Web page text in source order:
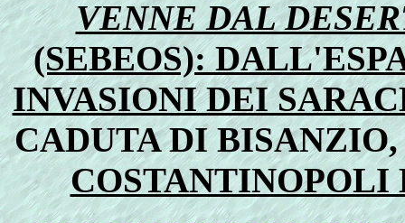
VENNE DAL
(SEBEOS):
INVASIONI DEI
CADUTA DI